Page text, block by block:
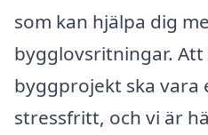
som kan hjälpa dig
bygglovsritningar.
byggprojekt ska vara
stressfritt, och vi är